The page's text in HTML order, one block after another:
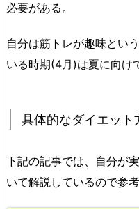
必要がある。
自分は筋トレが趣味とい
いる時期(4月)は夏に向け
具体的なダイエット
下記の記事では、自分が
いて解説しているので参